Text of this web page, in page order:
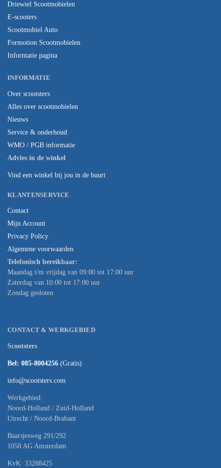
Driewiel Scootmobielen
E-scooters
Scootmobiel Auto
Formotion Scootmobielen
Informatie pagina
INFORMATIE
Over scootsters
Alles over scootmobielen
Nieuws
Service & onderhoud
WMO / PGB informatie
Advies in de winkel
Vind een winkel bij jou in de buurt
KLANTENSERVICE
Contact
Mijn Account
Privacy Policy
Algemene voorwaarden
Telefonisch bereikbaar:
Maandag t/m vrijdag van 09:00 tot 17:00 uur
Zaterdag van 10:00 tot 17:00 uur
Zondag gesloten
CONTACT & WERKGEBIED
Scootsters
Bel: 085-8004256 (Gratis)
info@scootsters.com
Werkgebied:
Noord-Holland / Zuid-Holland
Utrecht / Noord-Brabant
Baarsjesweg 291/292
1058 AG Amsterdam
KvK: 33288425